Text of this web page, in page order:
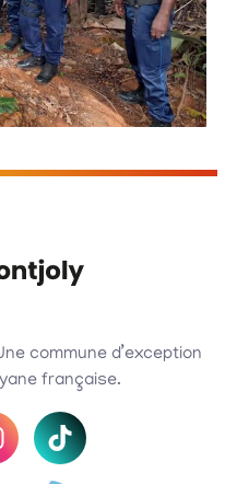
commune d’exception
française.